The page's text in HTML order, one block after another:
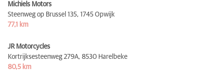
Michiels Motors
Steenweg op Brussel 135, 1745 Opwijk
77,1 km
JR Motorcycles
Kortrijksesteenweg 279A, 8530 Harelbeke
80,5 km